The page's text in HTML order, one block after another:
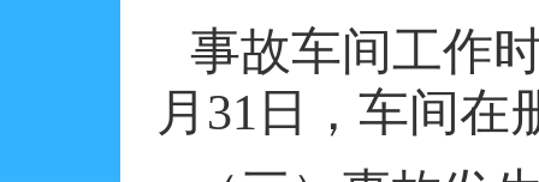
事故车间工作
月 31 日
，车间在